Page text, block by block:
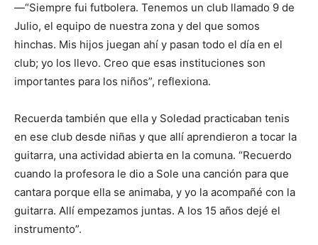
—“Siempre fui futbolera. Tenemos un club llamado 9 de
Julio, el equipo de nuestra zona y del que somos
hinchas. Mis hijos juegan ahí y pasan todo el día en el
club; yo los llevo. Creo que esas instituciones son
importantes para los niños”, reflexiona.
Recuerda también que ella y Soledad practicaban tenis
en ese club desde niñas y que allí aprendieron a tocar la
guitarra, una actividad abierta en la comuna. “Recuerdo
cuando la profesora le dio a Sole una canción para que
cantara porque ella se animaba, y yo la acompañé con la
guitarra. Allí empezamos juntas. A los 15 años dejé el
instrumento”.